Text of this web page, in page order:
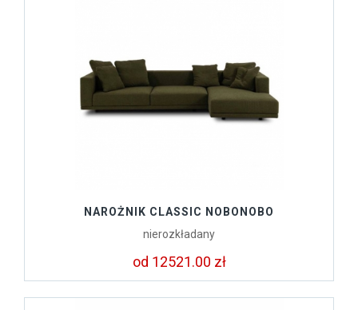
NAROŻNIK CLASSIC NOBONOBO
nierozkładany
od 12521.00 zł